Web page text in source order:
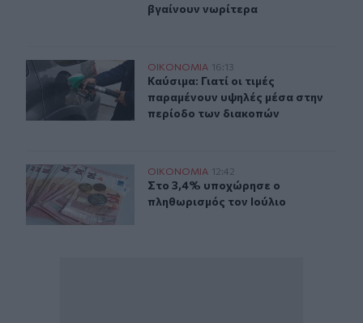
βγαίνουν νωρίτερα
Καύσιμα: Γιατί οι τιμές παραμένουν υψηλές μέσα στην
ΟΙΚΟΝΟΜΙΑ 16:13
Καύσιμα: Γιατί οι τιμές
Καύσιμα: Γιατί οι τιμές
παραμένουν υψηλές μέσα στην
περίοδο των διακοπών
Στο 3,4% υποχώρησε ο πληθωρισμός τον Ιούλιο
ΟΙΚΟΝΟΜΙΑ 12:42
Στο 3,4% υποχώρησε ο
Στο 3,4% υποχώρησε ο
πληθωρισμός τον Ιούλιο